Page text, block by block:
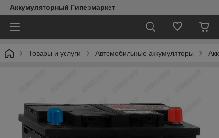
Аккумуляторный Гипермаркет
Товары и услуги Автомобильные аккумуляторы